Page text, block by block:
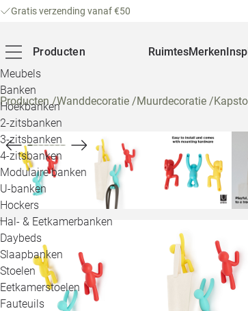
Gratis verzending vanaf €50
Producten
Meubels
Banken
Hoekbanken
2-zitsbanken
3-zitsbanken
4-zitsbanken
Modulaire banken
U-banken
Hockers
Hal- & Eetkamerbanken
Daybeds
Slaapbanken
Stoelen
Eetkamerstoelen
Fauteuils
RuimtesMerken
Producten/Wanddecoratie /Muurdecoratie /